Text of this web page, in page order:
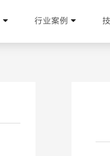
行业案例